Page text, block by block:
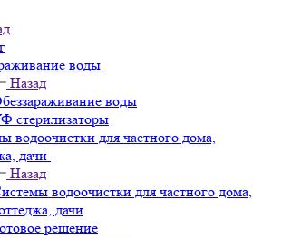
воды
Назад
воды
стерилизаторы
водоочистки для частного дома,
дачи
Назад
водоочистки для частного дома,
дачи
решение